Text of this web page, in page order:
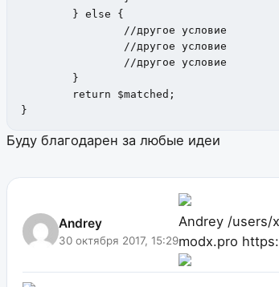
}
Буду благодарен за любые идеи
Andrey
30 октября 2017, 15:29
Andrey /users/
modx.pro